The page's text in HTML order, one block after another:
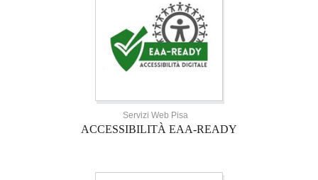
Servizi Web Pisa
ACCESSIBILITÀ EAA-READY